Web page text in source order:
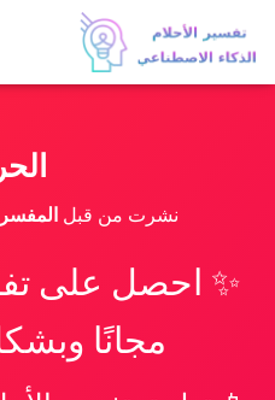
نشرت من قبل المفسر
✨ احصل على
مجانًا